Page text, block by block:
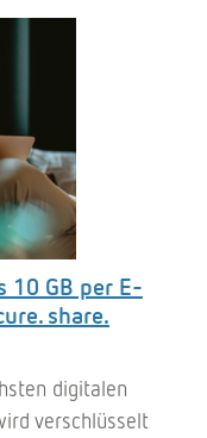
10 GB per E-
share.
digitalen
verschlüsselt